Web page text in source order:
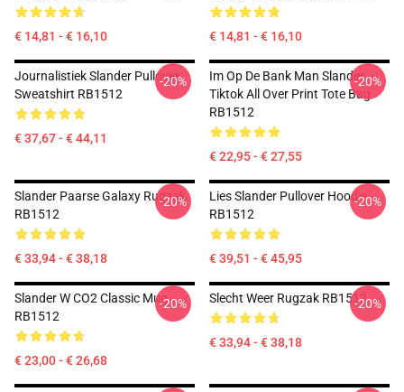
€ 14,81 - € 16,10 € 14,81 - € 16,10
Journalistiek Slander Pullover
Sweatshirt RB1512
€ 37,67 - € 44,11
-20%
Im Op De Bank Man Slander
Tiktok All Over Print Tote Bag
RB1512
€ 22,95 - € 27,55
-20%
Slander Paarse Galaxy Rugzak
RB1512
€ 33,94 - € 38,18
-20%
Lies Slander Pullover Hoodie
RB1512
€ 39,51 - € 45,95
-20%
Slander W CO2 Classic Mug
RB1512
€ 23,00 - € 26,68
-20% Slecht Weer Rugzak RB1512
€ 33,94 - € 38,18
-20%